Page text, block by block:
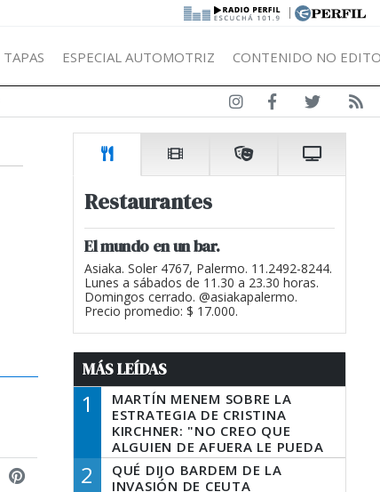
|
TAPAS ESPECIAL AUTOMOTRIZ CONTENIDO NO
Restaurantes
El mundo en un bar.
Asiaka. Soler 4767, Palermo. 11.2492-8244.
Lunes a sábados de 11.30 a 23.30 horas.
Domingos cerrado. @asiakapalermo.
Precio promedio: $ 17.000.
MÁS LEÍDAS
1
MARTÍN MENEM SOBRE LA
ESTRATEGIA DE CRISTINA
KIRCHNER: "NO CREO QUE
ALGUIEN DE AFUERA LE PUEDA
DECIR A LA JUSTICIA LO QUE
TIENE QUE HACER"
2
QUÉ DIJO BARDEM DE LA
INVASIÓN DE CEUTA